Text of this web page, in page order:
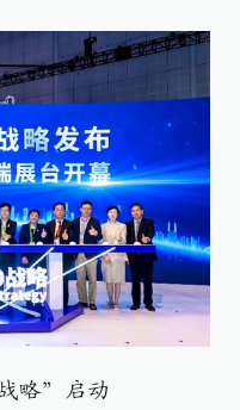
略”启动